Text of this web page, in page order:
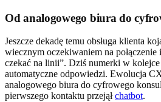
Od analogowego biura do
Jeszcze dekadę temu obsługa klienta
wiecznym oczekiwaniem na połączenie
czekać na linii”. Dziś numerki w
automatyczne odpowiedzi. Ewolucja
analogowego biura do cyfrowego
pierwszego kontaktu przejąłchatbot.